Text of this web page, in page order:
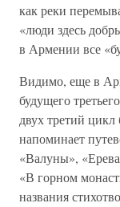
как реки
«люди здесь
в Армении все
Видимо, еще в
будущего
двух третий цикл
напоминает
«Валуны»,
«В горном
названия